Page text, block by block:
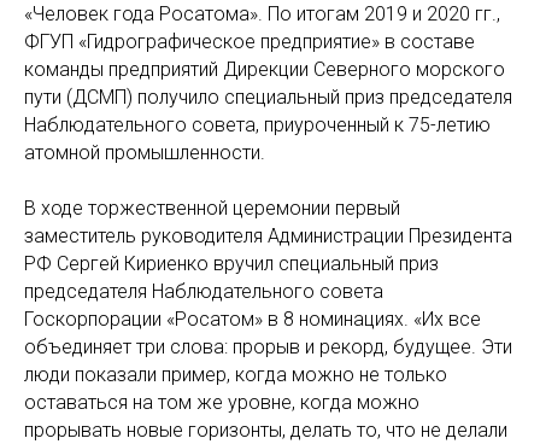
«Человек года Росатома». По итогам 2019 и 2020 гг.,
ФГУП «Гидрографическое предприятие» в составе
команды предприятий Дирекции Северного морского
пути (ДСМП) получило специальный приз председателя
Наблюдательного совета, приуроченный к 75-летию
атомной промышленности.
В ходе торжественной церемонии первый
заместитель руководителя Администрации Президента
РФ Сергей Кириенко вручил специальный приз
председателя Наблюдательного совета
Госкорпорации «Росатом» в 8 номинациях. «Их все
объединяет три слова: прорыв и рекорд, будущее. Эти
люди показали пример, когда можно не только
оставаться на том же уровне, когда можно
прорывать новые горизонты, делать то, что не делали